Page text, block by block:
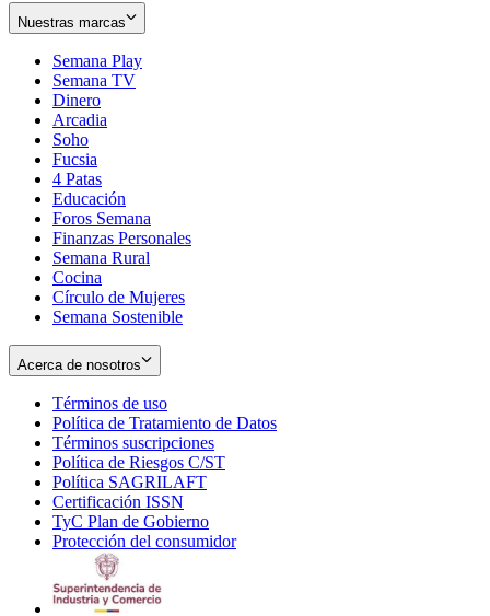
Nuestras marcas
Semana Play
Semana TV
Dinero
Arcadia
Soho
in
new
window
Fucsia
in
new
window
4 Patas
Educación
Foros Semana
Finanzas Personales
Semana Rural
Cocina
Círculo de Mujeres
Semana Sostenible
Acerca de nosotros
Términos de uso
in
new
window
Política de Tratamiento de Datos
Términos suscripciones
in
Política de Riesgos C/ST
Política SAGRILAFT
new
window
Certificación ISSN
in
new
TyC Plan de Gobierno
in
Protección del consumidorOpens